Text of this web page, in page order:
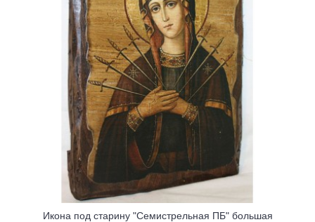
Икона под старину "Семистрельная ПБ" большая